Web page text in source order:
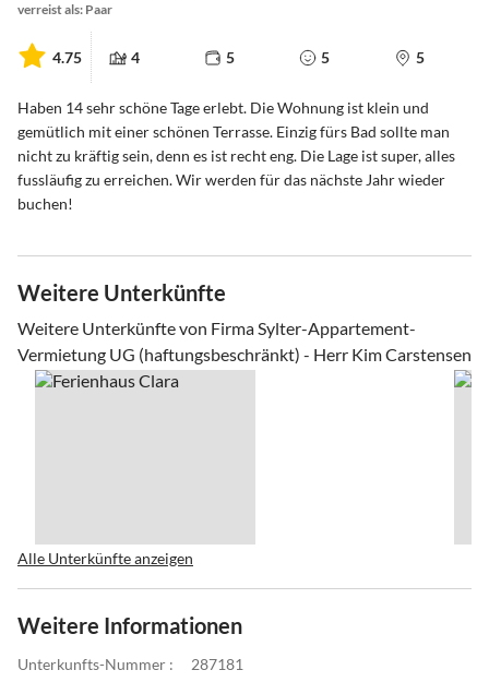
verreist als: Paar
4.75 4 5 5 5
Haben 14 sehr schöne Tage erlebt. Die Wohnung ist klein und
gemütlich mit einer schönen Terrasse. Einzig fürs Bad sollte man
nicht zu kräftig sein, denn es ist recht eng. Die Lage ist super, alles
fussläufig zu erreichen. Wir werden für das nächste Jahr wieder
buchen!
Weitere Unterkünfte
Weitere Unterkünfte von Firma Sylter-Appartement-
Vermietung UG (haftungsbeschränkt) - Herr Kim Carstensen
Alle Unterkünfte anzeigen
Weitere Informationen
Unterkunfts-Nummer : 287181